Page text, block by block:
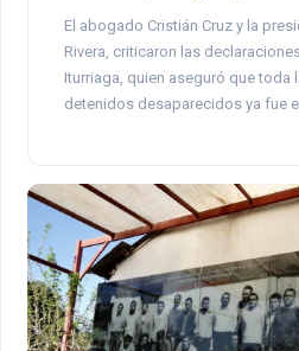
El abogado Cristián Cruz y la
Rivera, criticaron las
Iturriaga, quien aseguró que
detenidos desaparecidos ya fue